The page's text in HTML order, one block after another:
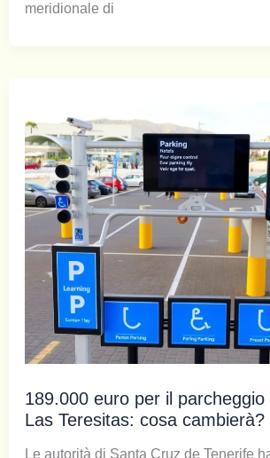
meridionale di
189.000 euro per il
Las Teresitas: cosa cambierà?
Le autorità di Santa Cruz de Tenerife